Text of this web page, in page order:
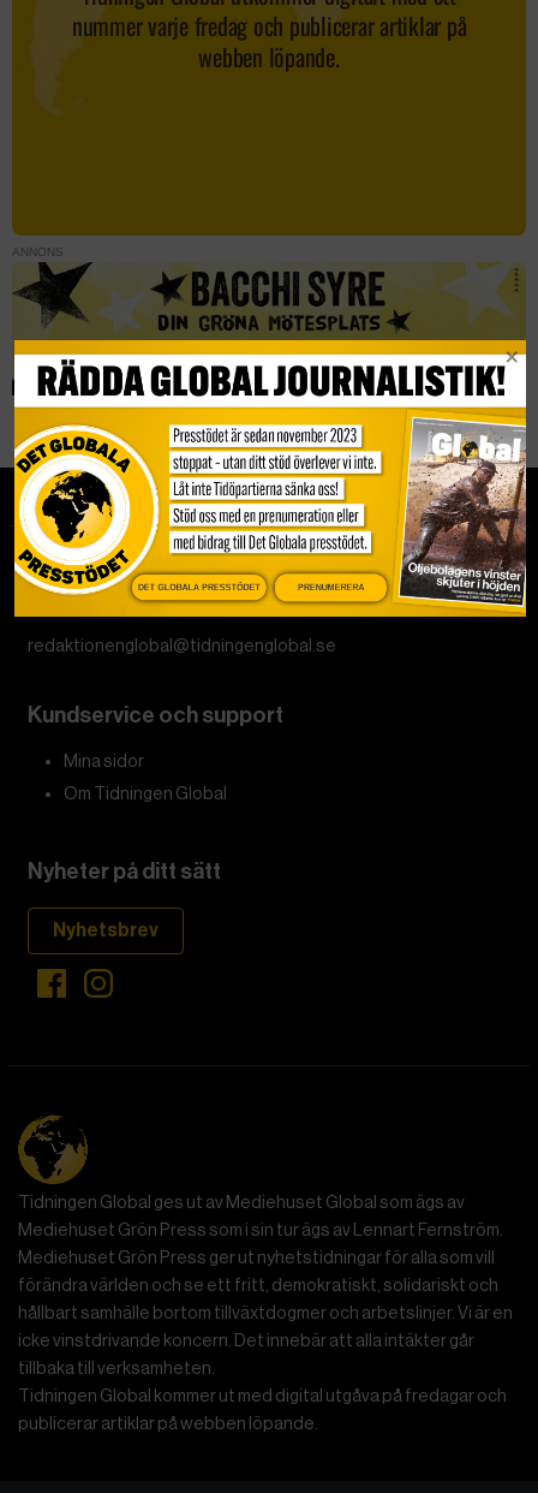
ANNONS
Tipsa redaktionen
redaktionenglobal@tidningenglobal.se
Kundservice och support
Mina sidor
Om Tidningen Global
Nyheter på ditt sätt
Nyhetsbrev
Tidningen Global ges ut av Mediehuset Global som ägs av
Mediehuset Grön Press som i sin tur ägs av Lennart Fernström.
Mediehuset Grön Press ger ut nyhetstidningar för alla som vill
förändra världen och se ett fritt, demokratiskt, solidariskt och
hållbart samhälle bortom tillväxtdogmer och arbetslinjer. Vi är en
icke vinstdrivande koncern. Det innebär att alla intäkter går
tillbaka till verksamheten.
Tidningen Global kommer ut med digital utgåva på fredagar och
publicerar artiklar på webben löpande.
DET GLOBALA PRESSTÖDET PRENUMERERA